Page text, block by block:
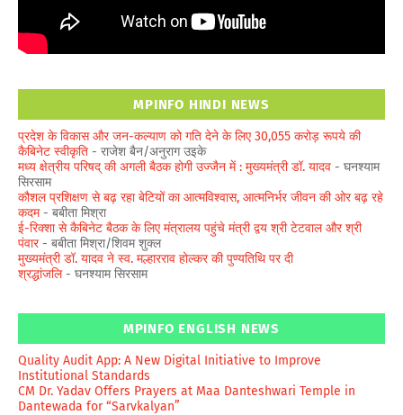
MPINFO HINDI NEWS
प्रदेश के विकास और जन-कल्याण को गति देने के लिए 30,055 करोड़ रूपये की
कैबिनेट स्वीकृति - राजेश बैन/अनुराग उइके
मध्य क्षेत्रीय परिषद् की अगली बैठक होगी उज्जैन में : मुख्यमंत्री डॉ. यादव - घनश्याम
सिरसाम
कौशल प्रशिक्षण से बढ़ रहा बेटियों का आत्मविश्वास, आत्मनिर्भर जीवन की ओर बढ़ रहे
कदम- बबीता मिश्रा
ई-रिक्शा से कैबिनेट बैठक के लिए मंत्रालय पहुंचे मंत्री द्वय श्री टेटवाल और श्री
पंवार- बबीता मिश्रा/शिवम शुक्ल
मुख्यमंत्री डॉ. यादव ने स्व. मल्हारराव होल्कर की पुण्यतिथि पर दी
श्रद्धांजलि- घनश्याम सिरसाम
MPINFO ENGLISH NEWS
Quality Audit App: A New Digital Initiative to Improve
Institutional Standards
CM Dr. Yadav Offers Prayers at Maa Danteshwari Temple in
Dantewada for “Sarvkalyan”